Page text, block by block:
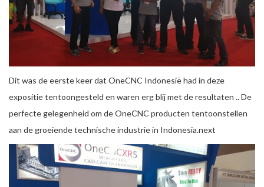
Dit was de eerste keer dat OneCNC Indonesië had in deze
expositie tentoongesteld en waren erg blij met de resultaten .. De
perfecte gelegenheid om de OneCNC producten tentoonstellen
aan de groeiende technische industrie in Indonesia.next